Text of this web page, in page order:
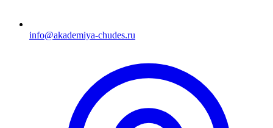
info@akademiya-chudes.ru